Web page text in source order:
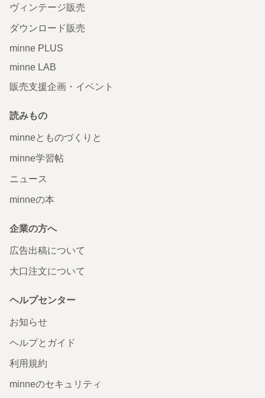
ヴィンテージ販売
ダウンロード販売
minne PLUS
minne LAB
販売支援企画・イベント
読みもの
minneとものづくりと
minne学習帖
ニュース
minneの本
企業の方へ
広告出稿について
大口注文について
ヘルプセンター
お知らせ
ヘルプとガイド
利用規約
minneのセキュリティ